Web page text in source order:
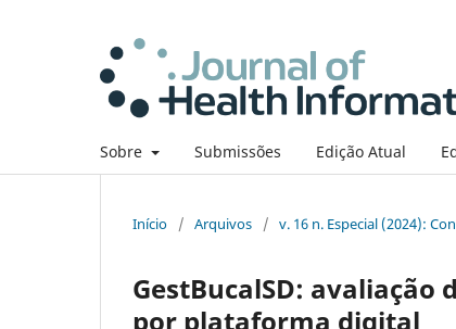
Sobre Submissões Edição Atual
Início / Arquivos / v. 16 n. Especial (2024):
GestBucalSD: avaliação
por plataforma digital